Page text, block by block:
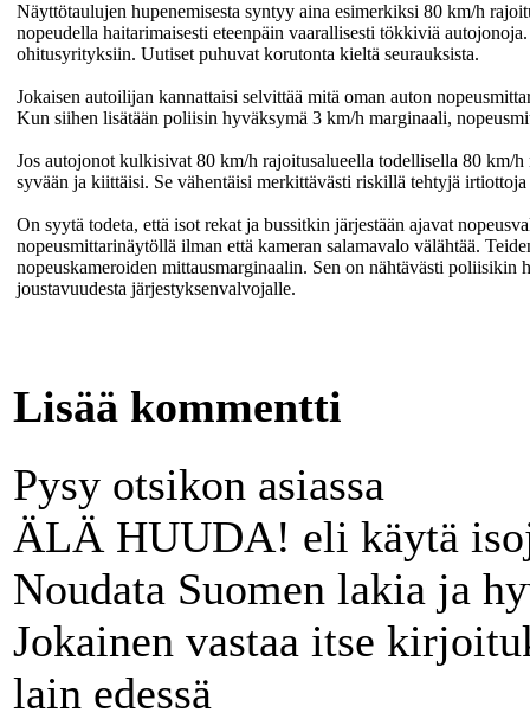
Näyttötaulujen hupenemisesta syntyy aina esimerkiksi 80 km/h
nopeudella haitarimaisesti eteenpäin vaarallisesti tökkiviä
ohitusyrityksiin. Uutiset puhuvat korutonta kieltä seurauksista.
Jokaisen autoilijan kannattaisi selvittää mitä oman auton
Kun siihen lisätään poliisin hyväksymä 3 km/h marginaali,
Jos autojonot kulkisivat 80 km/h rajoitusalueella todellisella 80 km/
syvään ja kiittäisi. Se vähentäisi merkittävästi riskillä tehtyjä
On syytä todeta, että isot rekat ja bussitkin järjestään ajavat
nopeusmittarinäytöllä ilman että kameran salamavalo välähtää.
nopeuskameroiden mittausmarginaalin. Sen on nähtävästi
joustavuudesta järjestyksenvalvojalle.
Lisää kommentti
Pysy otsikon asiassa
ÄLÄ HUUDA! eli käytä
Noudata Suomen lakia ja
Jokainen vastaa itse
lain edessä